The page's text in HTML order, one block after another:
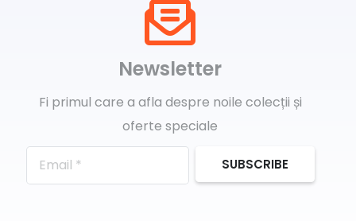
Newsletter
Fi primul care a afla despre noile colecții și
oferte speciale
SUBSCRIBE